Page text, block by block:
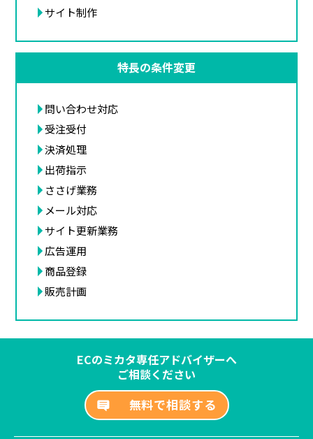
サイト制作
特長の条件変更
問い合わせ対応
受注受付
決済処理
出荷指示
ささげ業務
メール対応
サイト更新業務
広告運用
商品登録
販売計画
ECのミカタ専任アドバイザーへ
ご相談ください
無料で相談する